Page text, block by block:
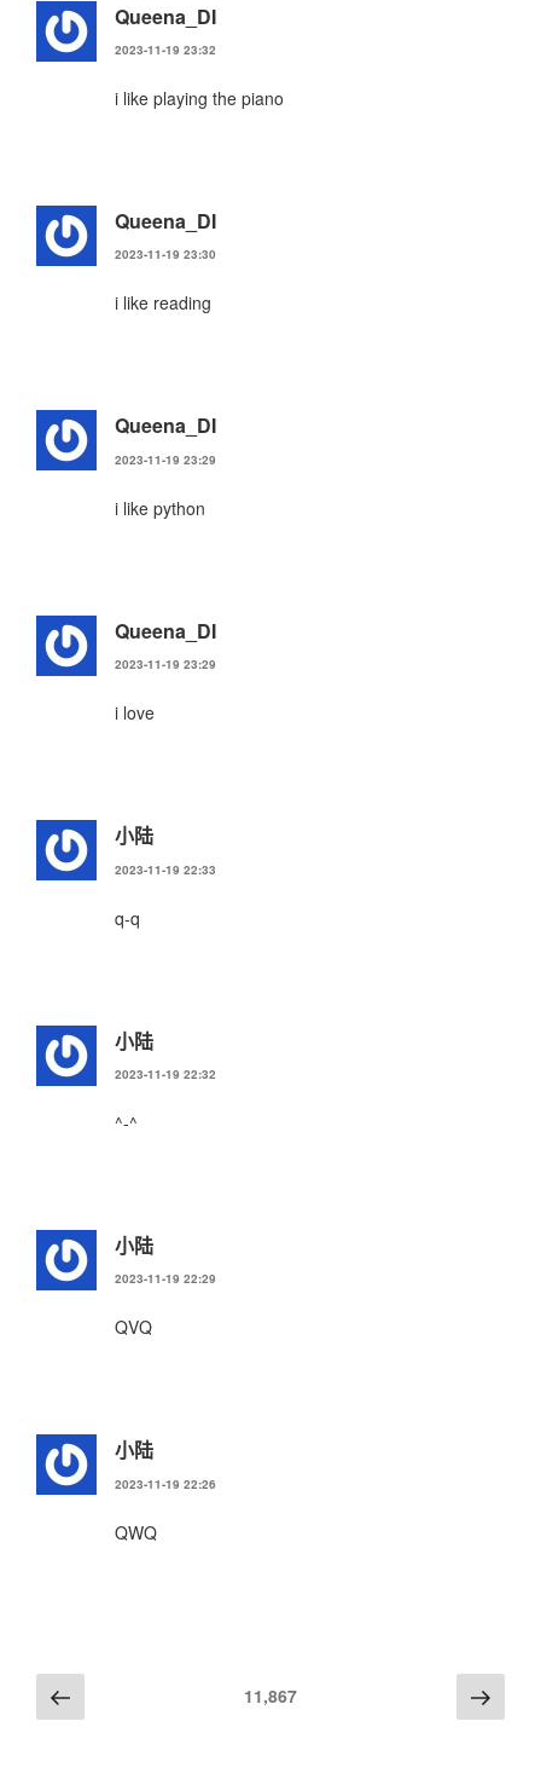
Queena_DI
2023-11-19 23:32
i like playing the piano
Queena_DI
2023-11-19 23:30
i like reading
Queena_DI
2023-11-19 23:29
i like python
Queena_DI
2023-11-19 23:29
i love
小陆
2023-11-19 22:33
q-q
小陆
2023-11-19 22:32
^-^
小陆
2023-11-19 22:29
QVQ
小陆
2023-11-19 22:26
QWQ
评
论 一
11,867 下
一